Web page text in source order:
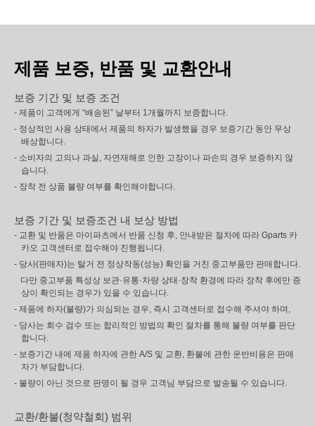
제품 보증, 반품 및 교환안내
보증 기간 및 보증 조건
- 제품이 고객에게 “배송된” 날부터 1개월까지 보증합니다.
- 정상적인 사용 상태에서 제품의 하자가 발생했을 경우 보증기간 동안 무상
배상합니다.
- 소비자의 고의나 과실, 자연재해로 인한 고장이나 파손의 경우 보증하지 않
습니다.
- 장착 전 상품 불량 여부를 확인해야합니다.
보증 기간 및 보증조건 내 보상 방법
- 교환 및 반품은 마이파츠에서 반품 신청 후, 안내받은 절차에 따라 Gparts 카
카오 고객센터로 접수해야 진행됩니다.
- 당사(판매자)는 탈거 전 정상작동(성능) 확인을 거친 중고부품만 판매합니다.
다만 중고부품 특성상 보관·유통·차량 상태·장착 환경에 따라 장착 후에만 증
상이 확인되는 경우가 있을 수 있습니다.
- 제품에 하자(불량)가 의심되는 경우, 즉시 고객센터로 접수해 주셔야 하며,
- 당사는 회수 검수 또는 합리적인 방법의 확인 절차를 통해 불량 여부를 판단
합니다.
- 보증기간 내에 제품 하자에 관한 A/S 및 교환, 환불에 관한 운반비용은 판매
자가 부담합니다.
- 불량이 아닌 것으로 판명이 될 경우 고객님 부담으로 발송될 수 있습니다.
교환/환불(청약철회) 범위